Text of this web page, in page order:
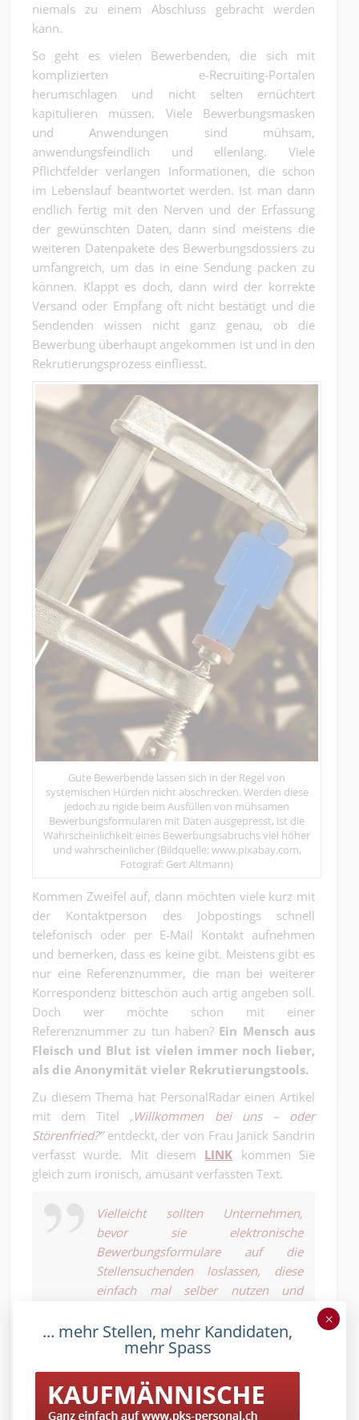
niemals zu einem Abschluss gebracht werden
kann.
So geht es vielen Bewerbenden, die sich mit
komplizierten e-Recruiting-Portalen
herumschlagen und nicht selten ernüchtert
kapitulieren müssen. Viele Bewerbungsmasken
und Anwendungen sind mühsam,
anwendungsfeindlich und ellenlang. Viele
Pflichtfelder verlangen Informationen, die schon
im Lebenslauf beantwortet werden. Ist man dann
endlich fertig mit den Nerven und der Erfassung
der gewünschten Daten, dann sind meistens die
weiteren Datenpakete des Bewerbungsdossiers zu
umfangreich, um das in eine Sendung packen zu
können. Klappt es doch, dann wird der korrekte
Versand oder Empfang oft nicht bestätigt und die
Sendenden wissen nicht ganz genau, ob die
Bewerbung überhaupt angekommen ist und in den
Rekrutierungsprozess einfliesst.
Gute Bewerbende lassen sich in der Regel von
systemischen Hürden nicht abschrecken. Werden diese
jedoch zu rigide beim Ausfüllen von mühsamen
Bewerbungsformularen mit Daten ausgepresst, ist die
Wahrscheinlichkeit eines Bewerbungsabruchs viel höher
und wahrscheinlicher (Bildquelle: www.pixabay.com,
Fotograf: Gert Altmann)
Kommen Zweifel auf, dann möchten viele kurz mit
der Kontaktperson des Jobpostings schnell
telefonisch oder per E-Mail Kontakt aufnehmen
und bemerken, dass es keine gibt. Meistens gibt es
nur eine Referenznummer, die man bei weiterer
Korrespondenz bitteschön auch artig angeben soll.
Doch wer möchte schon mit einer
Referenznummer zu tun haben? Ein Mensch aus
Fleisch und Blut ist vielen immer noch lieber,
als die Anonymität vieler Rekrutierungstools.
Zu diesem Thema hat PersonalRadar einen Artikel
mit dem Titel ‚Willkommen bei uns – oder
Störenfried?’’entdeckt, der von Frau Janick Sandrin
verfasst wurde. Mit diesem LINK kommen Sie
gleich zum ironisch, amüsant verfassten Text.
Vielleicht sollten Unternehmen,
bevor sie elektronische
Bewerbungsformulare auf die
Stellensuchenden loslassen, diese
einfach mal selber nutzen und
Bedienungsfreundlichkeit testen zu
können. Bestimmt hilft diese kleine
kommen, damit der Steine rollende
Sisyphus keine Chance mehr hat.
... mehr Stellen, mehr Kandidaten,
mehr Spass
×